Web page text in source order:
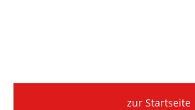
zur Startseite